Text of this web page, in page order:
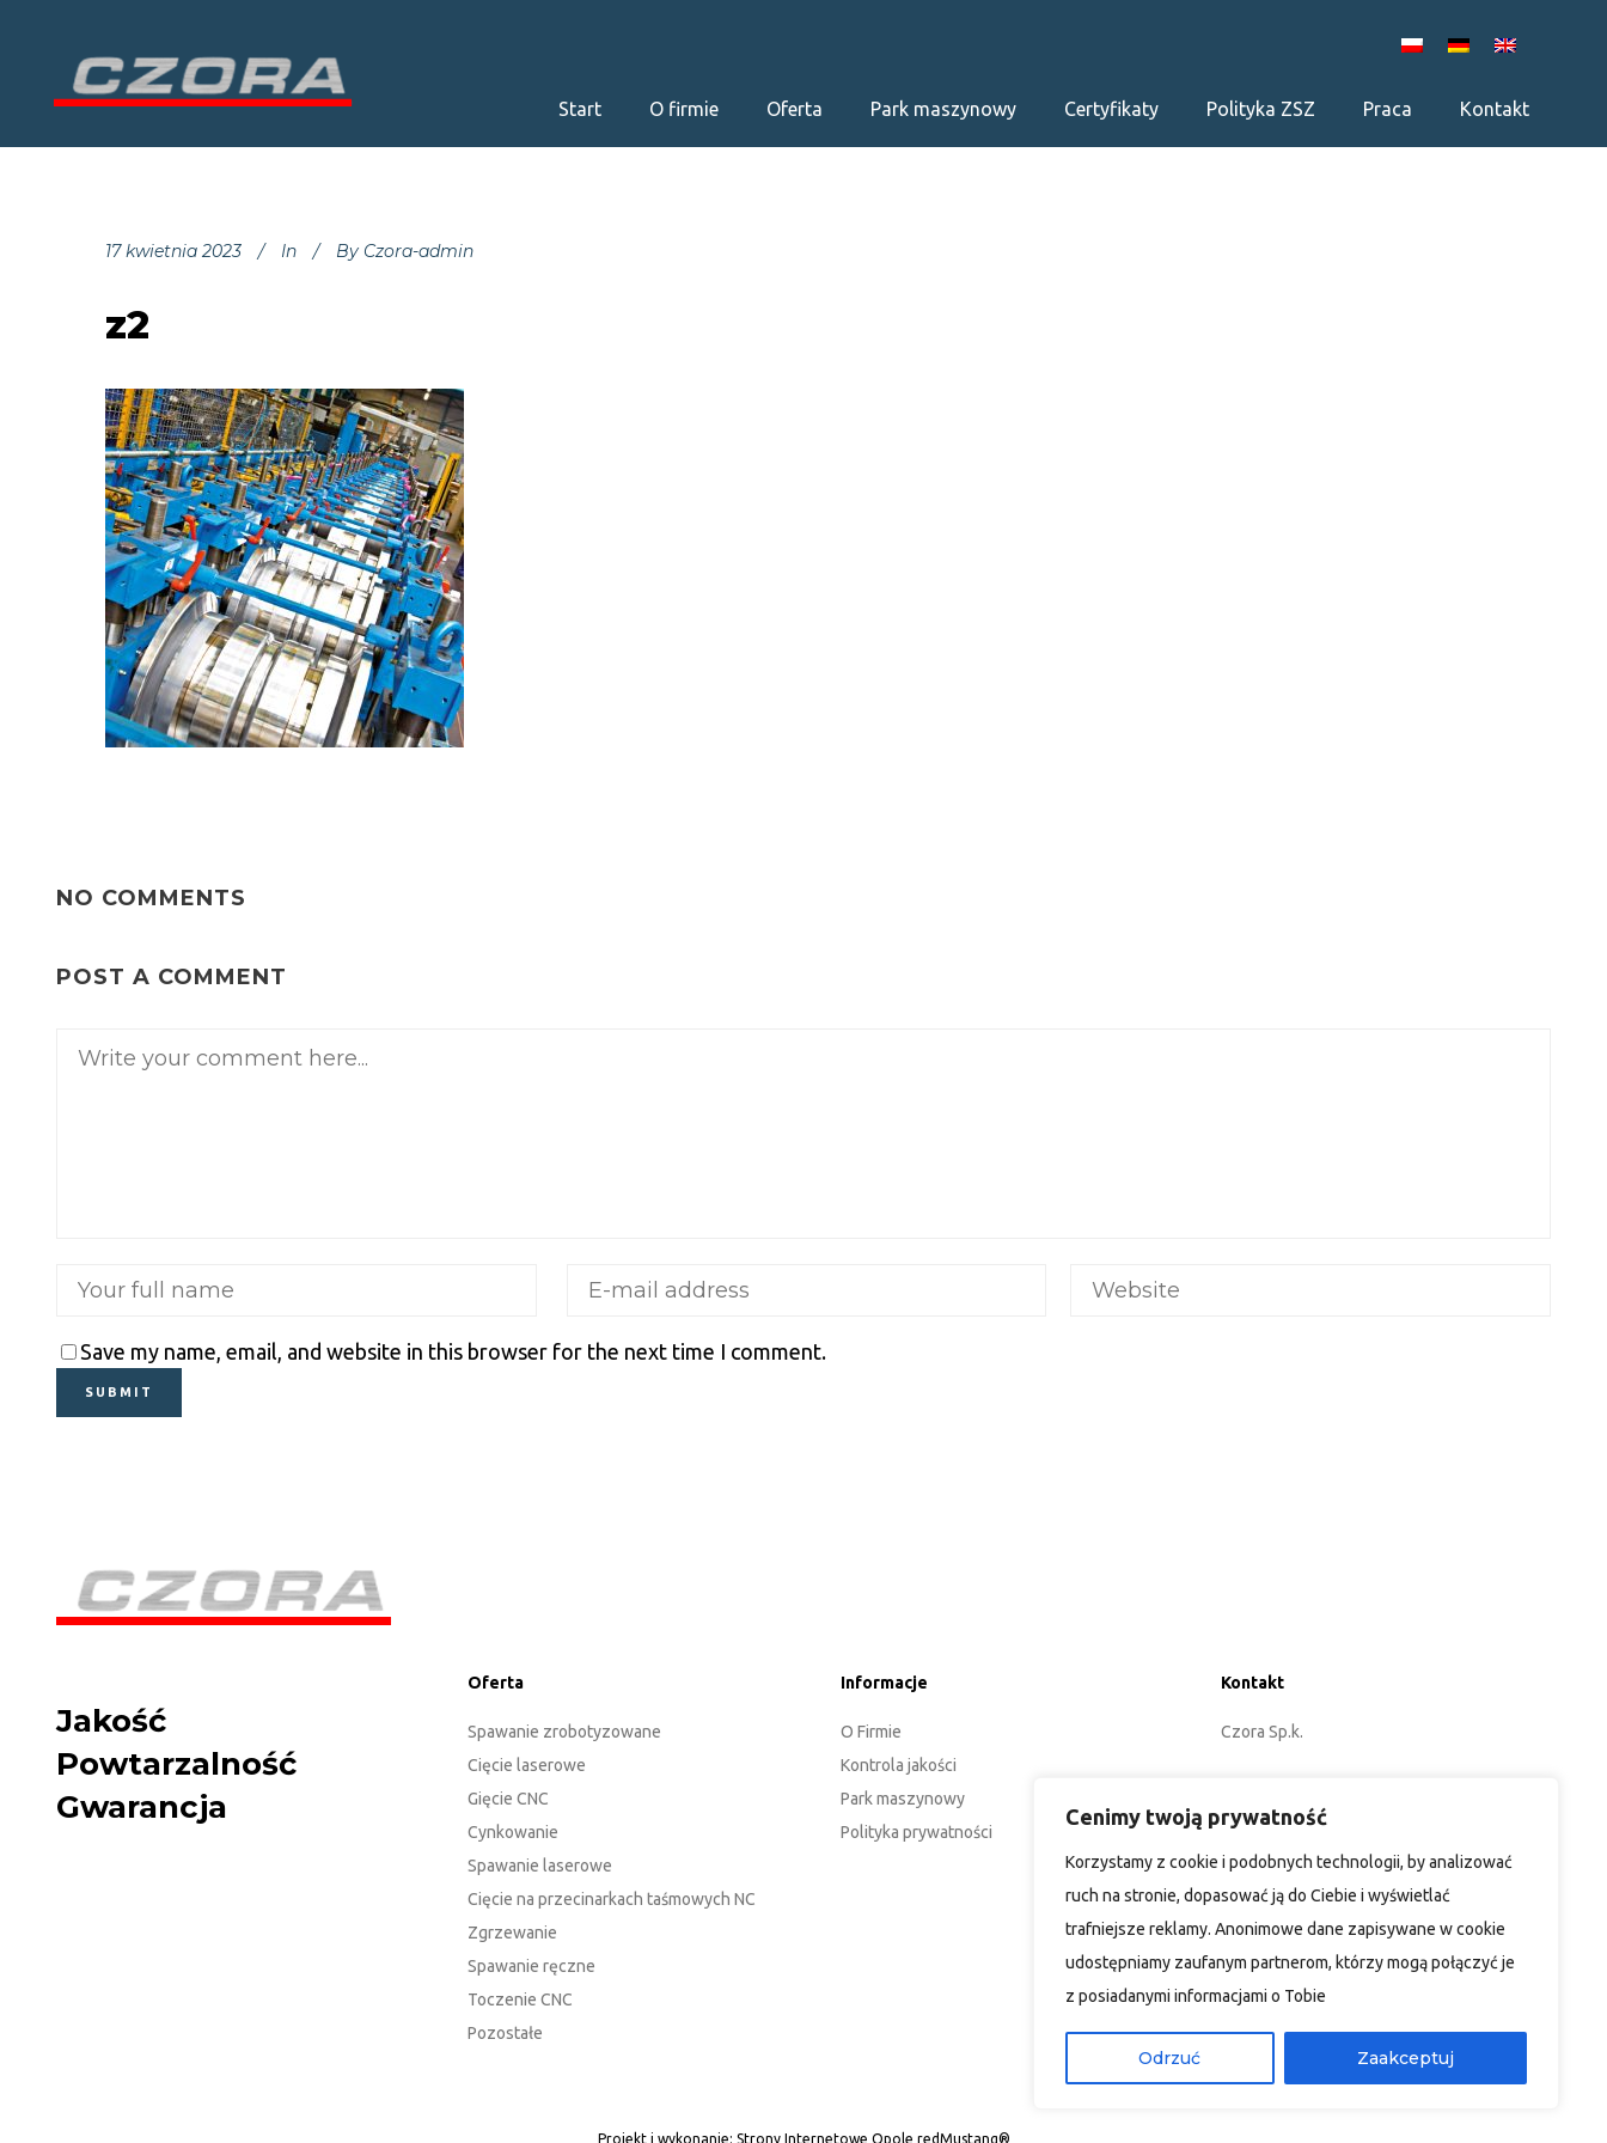
Cenimy twoją prywatność
Korzystamy z cookie i podobnych technologii, by analizować
ruch na stronie, dopasować ją do Ciebie i wyświetlać
trafniejsze reklamy. Anonimowe dane zapisywane w cookie
udostępniamy zaufanym partnerom, którzy mogą połączyć je
z posiadanymi informacjami o Tobie
Odrzuć Zaakceptuj
Start O firmie Oferta Park maszynowy Certyfikaty Polityka ZSZ Praca Kontakt
17 kwietnia 2023 In By Czora-admin
z2
NO COMMENTS
POST A COMMENT
Save my name, email, and website in this browser for the next time I comment.
Jakość
Powtarzalność
Gwarancja
Oferta
Spawanie zrobotyzowane
Cięcie laserowe
Gięcie CNC
Cynkowanie
Spawanie laserowe
Cięcie na przecinarkach taśmowych NC
Zgrzewanie
Spawanie ręczne
Toczenie CNC
Pozostałe
Informacje
O Firmie
Kontrola jakości
Park maszynowy
Polityka prywatności
Kontakt
Czora Sp.k.
45-920 Opole
POLSKA
+48 77 402 35 76
biuro@czora.eu
Projekt i wykonanie: Strony Internetowe Opole redMustang®